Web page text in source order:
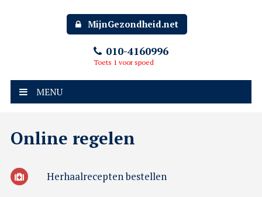
MijnGezondheid.net
010-4160996
Toets 1 voor spoed
MENU
Online regelen
Herhaalrecepten bestellen